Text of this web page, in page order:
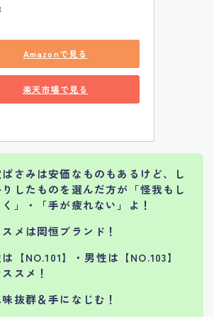
Amazonで見る
楽天市場で見る
さみは安価なものもあるけど、し
りしたものを選んだ方が「怪我もし
く」・「手が疲れない」よ！
メは岡恒ブランド！
【NO.101】・男性は【NO.103】
スメ！
抜群＆手になじむ！